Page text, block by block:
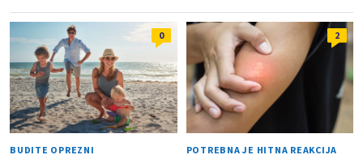
0
BUDITE OPREZNI
2
POTREBNA JE HITNA REAKCIJA